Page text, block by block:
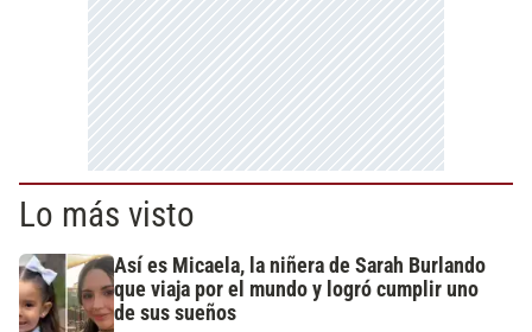
Lo más visto
Así es Micaela, la niñera de Sarah Burlando
que viaja por el mundo y logró cumplir uno
de sus sueños